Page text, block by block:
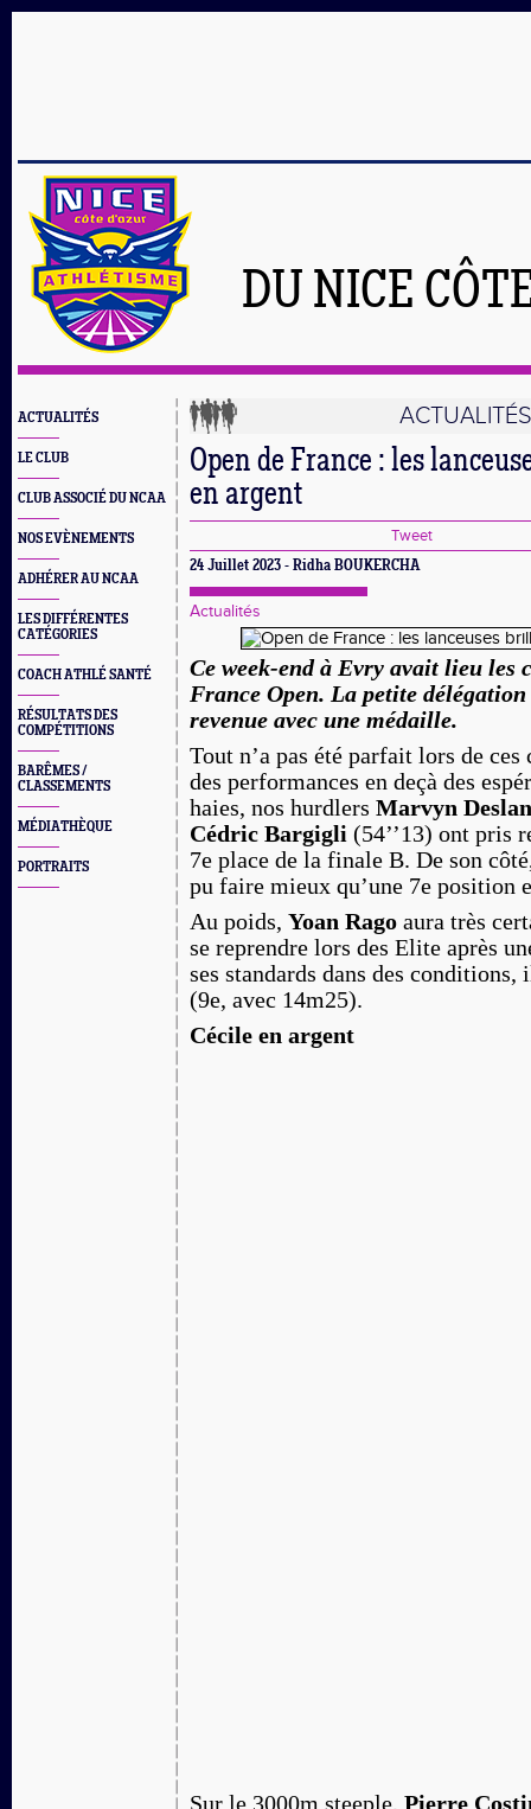
DU NICE
ACTUALITÉS
LE CLUB
CLUB ASSOCIÉ DU NCAA
NOS EVÈNEMENTS
ADHÉRER AU NCAA
LES DIFFÉRENTES
CATÉGORIES
COACH ATHLÉ SANTÉ
RÉSULTATS DES
COMPÉTITIONS
BARÊMES /
CLASSEMENTS
MÉDIATHÈQUE
PORTRAITS
ACTUALITÉS
Open de France : les
en argent
Tweet
24 Juillet 2023 - Ridha BOUKERCHA
Actualités
Ce week-end à Evry avait lieu les
France Open. La petite
revenue avec une médaille.
Tout n’a pas été parfait lors de ces
des performances en deçà des
haies, nos hurdlers Marvyn
Cédric Bargigli (54’’13) ont pris
7e place de la finale B. De son
pu faire mieux qu’une 7e position
Au poids, Yoan Rago aura très
se reprendre lors des Elite après
ses standards dans des
(9e, avec 14m25).
Cécile en argent
Sur le 3000m steeple, Pierre